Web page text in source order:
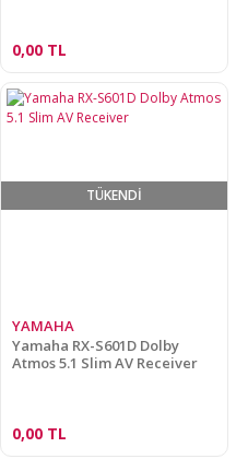
0,00 TL
TÜKENDİ
YAMAHA
Yamaha RX-S601D Dolby
Atmos 5.1 Slim AV Receiver
0,00 TL